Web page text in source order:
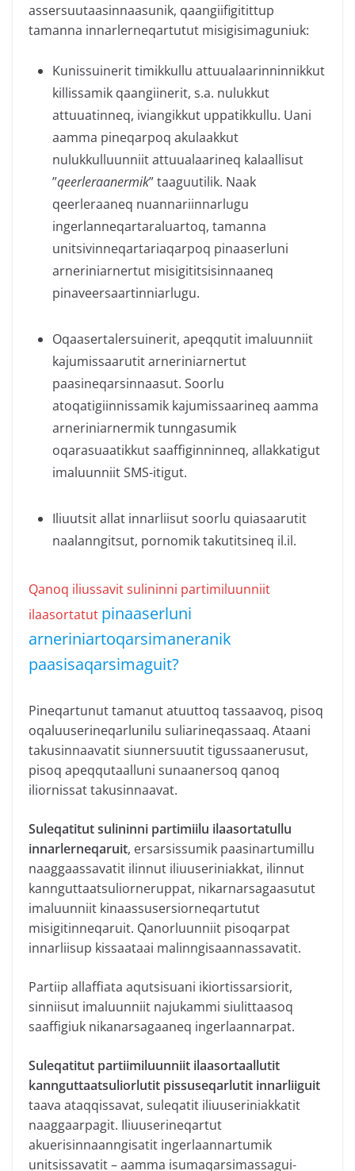
assersuutaasinnaasunik, qaangiifigitittup
tamanna innarlerneqartutut misigisimaguniuk:
Kunissuinerit timikkullu attuualaarinninnikkut
killissamik qaangiinerit, s.a. nulukkut
attuuatinneq, iviangikkut uppatikkullu. Uani
aamma pineqarpoq akulaakkut
nulukkulluunniit attuualaarineq kalaallisut
”qeerleraanermik” taaguutilik. Naak
qeerleraaneq nuannariinnarlugu
ingerlanneqartaraluartoq, tamanna
unitsivinneqartariaqarpoq pinaaserluni
arneriniarnertut misigititsisinnaaneq
pinaveersaartinniarlugu.
Oqaasertalersuinerit, apeqqutit imaluunniit
kajumissaarutit arneriniarnertut
paasineqarsinnaasut. Soorlu
atoqatigiinnissamik kajumissaarineq aamma
arneriniarnermik tunngasumik
oqarasuaatikkut saaffiginninneq, allakkatigut
imaluunniit SMS-itigut.
Iliuutsit allat innarliisut soorlu quiasaarutit
naalanngitsut, pornomik takutitsineq il.il.
Qanoq iliussavit sulininni partimiluunniit
ilaasortatut pinaaserluni
arneriniartoqarsimaneranik
paasisaqarsimaguit?
Pineqartunut tamanut atuuttoq tassaavoq, pisoq
oqaluuserineqarlunilu suliarineqassaaq. Ataani
takusinnaavatit siunnersuutit tigussaanerusut,
pisoq apeqqutaalluni sunaanersoq qanoq
iliornissat takusinnaavat.
Suleqatitut sulininni partimiilu ilaasortatullu
innarlerneqaruit, ersarsissumik paasinartumillu
naaggaassavatit ilinnut iliuuseriniakkat, ilinnut
kannguttaatsuliorneruppat, nikarnarsagaasutut
imaluunniit kinaassusersiorneqartutut
misigitinneqaruit. Qanorluunniit pisoqarpat
innarliisup kissaataai malinngisaannassavatit.
Partiip allaffiata aqutsisuani ikiortissarsiorit,
sinniisut imaluunniit najukammi siulittaasoq
saaffigiuk nikanarsagaaneq ingerlaannarpat.
Suleqatitut partiimiluunniit ilaasortaallutit
kannguttaatsuliorlutit pissuseqarlutit innarliiguit
taava ataqqissavat, suleqatit iliuuseriniakkatit
naaggaarpagit. Iliuuserineqartut
akuerisinnaanngisatit ingerlaannartumik
unitsissavatit – aamma isumaqarsimassagui-